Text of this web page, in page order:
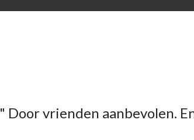
" Door vrienden aanbevolen.